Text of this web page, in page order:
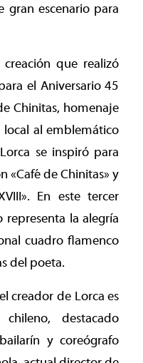
escenario para
que realizó
el Aniversario 45
Chinitas, homenaje
al emblemático
se inspiró para
«Café de Chinitas» y
En este tercer
la alegría
cuadro flamenco
del poeta.
creador de Lorca es
destacado
y coreógrafo